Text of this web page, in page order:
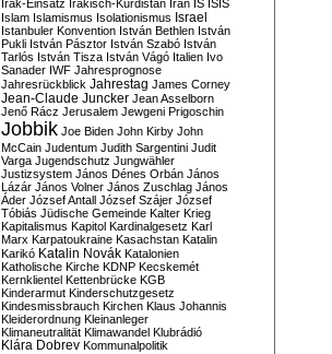
Irak-Einsatz Irakisch-Kurdistan Iran IS ISIS
Islam Islamismus Isolationismus Israel
Istanbuler Konvention István Bethlen István
Pukli István Pásztor István Szabó István
Tarlós István Tisza István Vágó Italien Ivo
Sanader IWF Jahresprognose
Jahresrückblick Jahrestag James Corney
Jean-Claude Juncker Jean Asselborn
Jenő Rácz Jerusalem Jewgeni Prigoschin
Jobbik Joe Biden John Kirby John
McCain Judentum Judith Sargentini Judit
Varga Jugendschutz Jungwähler
Justizsystem János Dénes Orbán János
Lázár János Volner János Zuschlag János
Áder József Antall József Szájer József
Tóbiás Jüdische Gemeinde Kalter Krieg
Kapitalismus Kapitol Kardinalgesetz Karl
Marx Karpatoukraine Kasachstan Katalin
Karikó Katalin Novák Katalonien
Katholische Kirche KDNP Kecskemét
Kernklientel Kettenbrücke KGB
Kinderarmut Kinderschutzgesetz
Kindesmissbrauch Kirchen Klaus Johannis
Kleiderordnung Kleinanleger
Klimaneutralität Klimawandel Klubrádió
Klára Dobrev Kommunalpolitik